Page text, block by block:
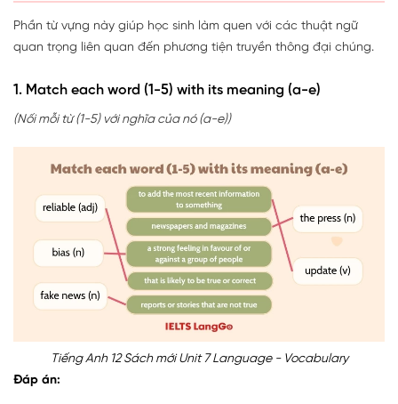
Phần từ vựng này giúp học sinh làm quen với các thuật ngữ
quan trọng liên quan đến phương tiện truyền thông đại chúng.
1. Match each word (1-5) with its meaning (a-e)
(Nối mỗi từ (1-5) với nghĩa của nó (a-e))
Tiếng Anh 12 Sách mới Unit 7 Language - Vocabulary
Đáp án: